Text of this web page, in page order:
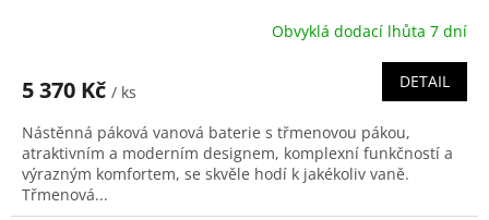
Obvyklá dodací lhůta 7 dní
5 370 Kč / ks
DETAIL
Nástěnná páková vanová baterie s třmenovou pákou,
atraktivním a moderním designem, komplexní funkčností a
výrazným komfortem, se skvěle hodí k jakékoliv vaně.
Třmenová...